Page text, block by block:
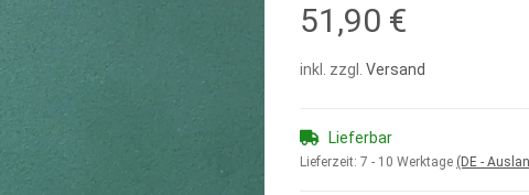
51,90 €
inkl. zzgl. Versand
Lieferbar
Lieferzeit: 7 - 10 Werktage (DE -